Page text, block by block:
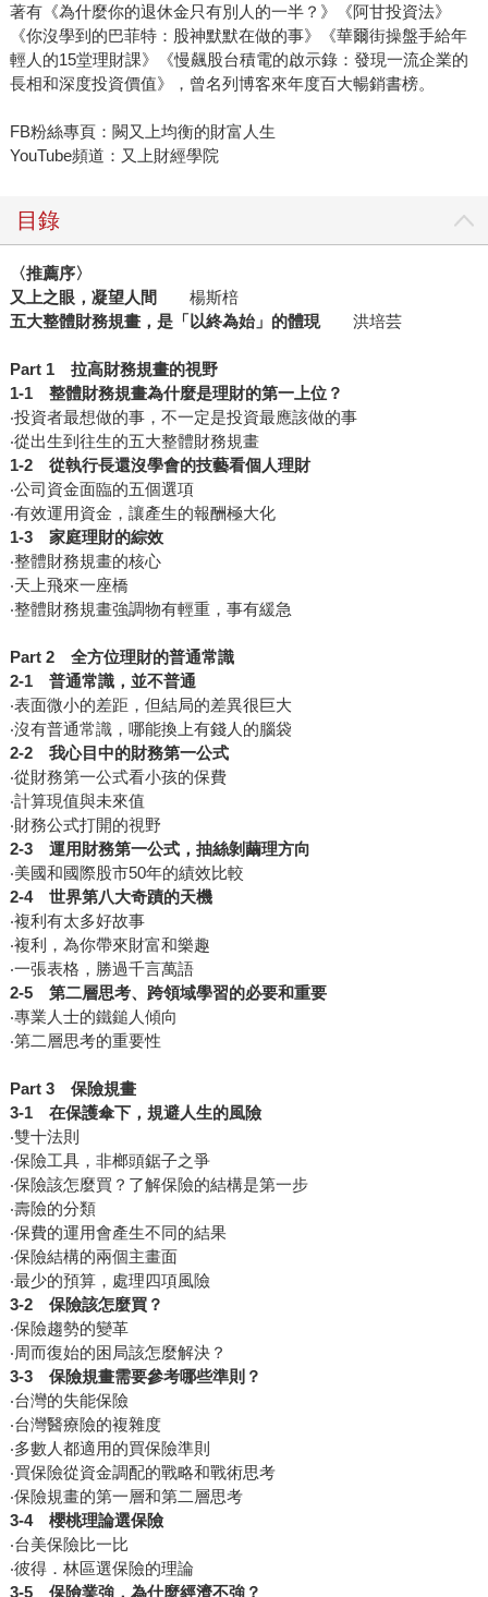
著有《為什麼你的退休金只有別人的一半？》《阿甘投資法》
《你沒學到的巴菲特：股神默默在做的事》《華爾街操盤手給年
輕人的15堂理財課》《慢飆股台積電的啟示錄：發現一流企業的
長相和深度投資價值》，曾名列博客來年度百大暢銷書榜。
FB粉絲專頁：闕又上均衡的財富人生
YouTube頻道：又上財經學院
目錄
〈推薦序〉
又上之眼，凝望人間
楊斯棓
五大整體財務規畫，是「以終為始」的體現洪培芸
Part 1拉高財務規畫的視野
1-1整體財務規畫為什麼是理財的第一上位？
‧投資者最想做的事，不一定是投資最應該做的事
‧從出生到往生的五大整體財務規畫
1-2從執行長還沒學會的技藝看個人理財
‧公司資金面臨的五個選項
‧有效運用資金，讓產生的報酬極大化
1-3家庭理財的綜效
‧整體財務規畫的核心
‧天上飛來一座橋
‧整體財務規畫強調物有輕重，事有緩急
Part 2全方位理財的普通常識
2-1普通常識，並不普通
‧表面微小的差距，但結局的差異很巨大
‧沒有普通常識，哪能換上有錢人的腦袋
2-2我心目中的財務第一公式
‧從財務第一公式看小孩的保費
‧計算現值與未來值
‧財務公式打開的視野
2-3運用財務第一公式，抽絲剝繭理方向
‧美國和國際股市50年的績效比較
2-4世界第八大奇蹟的天機
‧複利有太多好故事
‧複利，為你帶來財富和樂趣
‧一張表格，勝過千言萬語
2-5第二層思考、跨領域學習的必要和重要
‧專業人士的鐵鎚人傾向
‧第二層思考的重要性
Part 3保險規畫
3-1在保護傘下，規避人生的風險
‧雙十法則
‧保險工具，非榔頭鋸子之爭
‧保險該怎麼買？了解保險的結構是第一步
‧壽險的分類
‧保費的運用會產生不同的結果
‧保險結構的兩個主畫面
‧最少的預算，處理四項風險
3-2保險該怎麼買？
‧保險趨勢的變革
‧周而復始的困局該怎麼解決？
3-3保險規畫需要參考哪些準則？
‧台灣的失能保險
‧台灣醫療險的複雜度
‧多數人都適用的買保險準則
‧買保險從資金調配的戰略和戰術思考
‧保險規畫的第一層和第二層思考
3-4櫻桃理論選保險
‧台美保險比一比
‧彼得．林區選保險的理論
3-5保險業強，為什麼經濟不強？